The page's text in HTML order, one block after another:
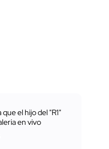
el hijo del "R1"
en vivo